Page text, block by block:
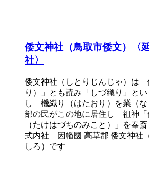
倭文神社（鳥取市倭文）〈
社〉
倭文神社（しとりじんじゃ）は
り）」とも読み「しづ織り」と
し 機織り（はたおり）を業（な
部の民がこの地に居住し 祖神「
（たけはづちのみこと）」を奉
式内社 因幡國 高草郡 倭文神社
しろ）です